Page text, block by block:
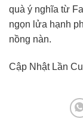
quà ý nghĩa từ
ngọn lửa hạnh
nồng nàn.
Cập Nhật Lần